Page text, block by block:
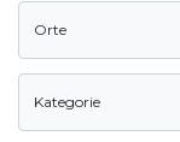
Orte
Kategorie